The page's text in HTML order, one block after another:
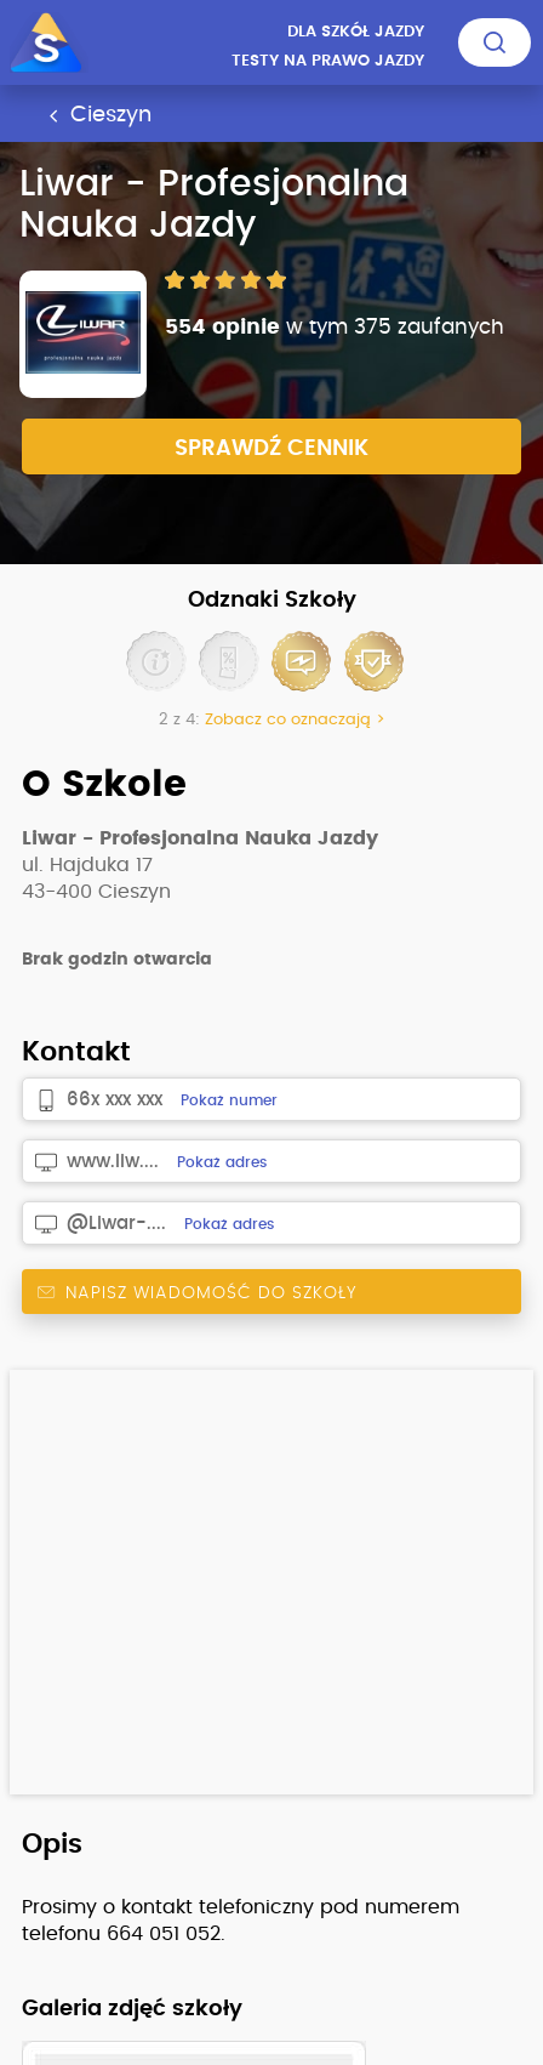
DLA SZKÓŁ JAZDY
TESTY NA PRAWO JAZDY
Cieszyn
Liwar - Profesjonalna
Nauka Jazdy
554 opinie w tym 375 zaufanych
SPRAWDŹ CENNIK
Odznaki Szkoły
2 z 4: Zobacz co oznaczają >
O Szkole
Liwar - Profesjonalna Nauka Jazdy
ul. Hajduka 17
43-400 Cieszyn
Brak godzin otwarcia
Kontakt
66x xxx xxx Pokaż numer
www.liw.... Pokaż adres
@Liwar-.... Pokaż adres
NAPISZ WIADOMOŚĆ DO SZKOŁY
Opis
Prosimy o kontakt telefoniczny pod numerem
telefonu 664 051 052.
Galeria zdjęć szkoły